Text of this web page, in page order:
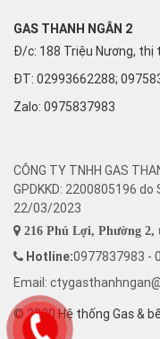
GAS THANH NGÂN 2
Đ/c: 188 Triệu Nương, thị
ĐT: 02993662288;
Zalo: 0975837983
CÔNG TY TNHH GAS
GPDKKD: 2200805196
22/03/2023
216 Phú Lợi, Phường 2,
Hotline:0977837983 -
Email:
© 2020 Hệ thống Gas &